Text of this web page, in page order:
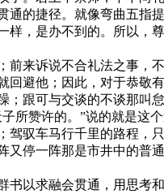
通的捷径。就像弯曲五
，是办不到的。所以
诉说不合礼法之事，
避他；因此，对于恭
；跟可与交谈的不谈那
所赞许的。”说的就是这个
车马行千里的路程，
停一阵那是市井中的
求融会贯通，用思考